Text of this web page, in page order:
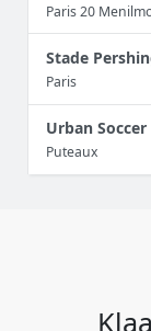
Paris 20
Stade
Paris
Urban
Puteaux